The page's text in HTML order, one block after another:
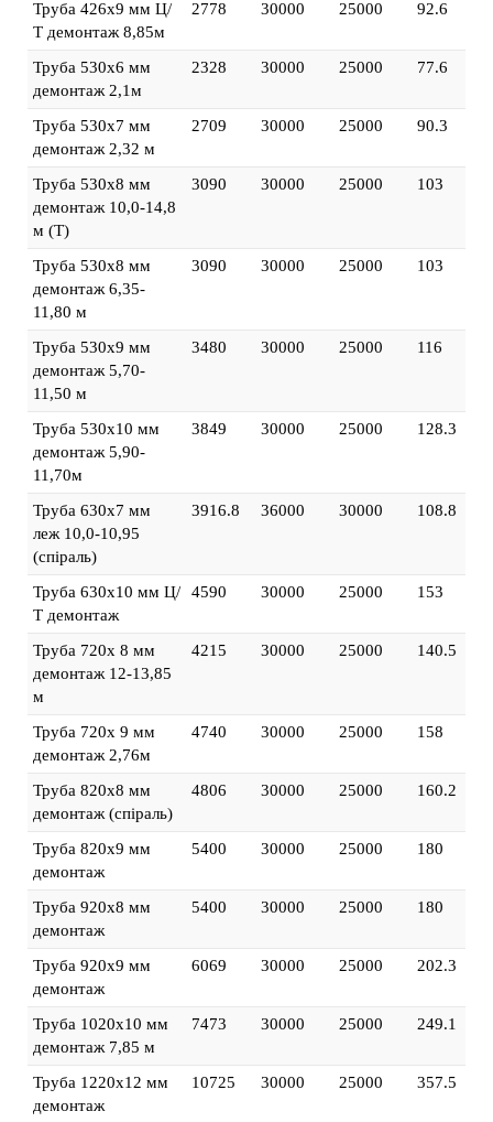
Труба 426х9 мм Ц/
Т демонтаж 8,85м
2778 30000 25000 92.6
Труба 530х6 мм
демонтаж 2,1м
2328 30000 25000 77.6
Труба 530х7 мм
демонтаж 2,32 м
2709 30000 25000 90.3
Труба 530х8 мм
демонтаж 10,0-14,8
м (Т)
3090 30000 25000 103
Труба 530х8 мм
демонтаж 6,35-
11,80 м
3090 30000 25000 103
Труба 530х9 мм
демонтаж 5,70-
11,50 м
3480 30000 25000 116
Труба 530х10 мм
демонтаж 5,90-
11,70м
3849 30000 25000 128.3
Труба 630х7 мм
леж 10,0-10,95
(спіраль)
3916.8 36000 30000 108.8
Труба 630х10 мм Ц/
Т демонтаж
4590 30000 25000 153
Труба 720х 8 мм
демонтаж 12-13,85
м
4215 30000 25000 140.5
Труба 720х 9 мм
демонтаж 2,76м
4740 30000 25000 158
Труба 820х8 мм
демонтаж (спіраль)
4806 30000 25000 160.2
Труба 820х9 мм
демонтаж
5400 30000 25000 180
Труба 920х8 мм
демонтаж
5400 30000 25000 180
Труба 920х9 мм
демонтаж
6069 30000 25000 202.3
Труба 1020х10 мм
демонтаж 7,85 м
7473 30000 25000 249.1
Труба 1220х12 мм
демонтаж
10725 30000 25000 357.5